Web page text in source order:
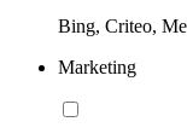
Bing, Criteo,
Marketing